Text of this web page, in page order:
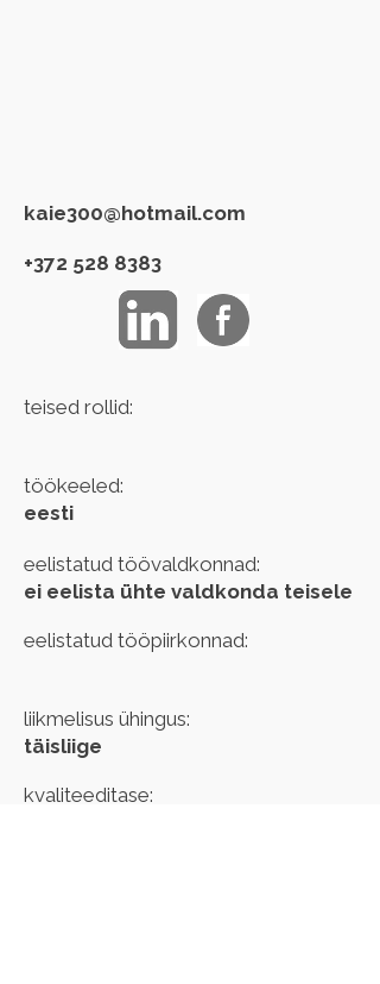
kaie300@hotmail.com
+372 528 8383
teised rollid:
töökeeled:
eesti
eelistatud töövaldkonnad:
ei eelista ühte valdkonda teisele
eelistatud tööpiirkonnad:
liikmelisus ühingus:
täisliige
kvaliteeditase: